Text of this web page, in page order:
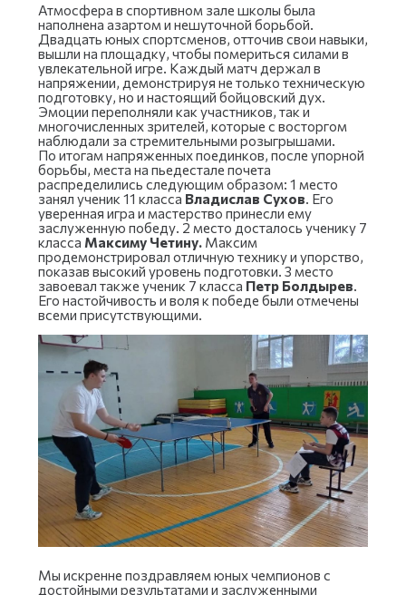
Атмосфера в спортивном зале школы была
наполнена азартом и нешуточной борьбой.
Двадцать юных спортсменов, отточив свои навыки,
вышли на площадку, чтобы помериться силами в
увлекательной игре. Каждый матч держал в
напряжении, демонстрируя не только техническую
подготовку, но и настоящий бойцовский дух.
Эмоции переполняли как участников, так и
многочисленных зрителей, которые с восторгом
наблюдали за стремительными розыгрышами.
По итогам напряженных поединков, после упорной
борьбы, места на пьедестале почета
распределились следующим образом: 1 место
занял ученик 11 класса Владислав Сухов. Его
уверенная игра и мастерство принесли ему
заслуженную победу. 2 место досталось ученику 7
класса Максиму Четину. Максим
продемонстрировал отличную технику и упорство,
показав высокий уровень подготовки. 3 место
завоевал также ученик 7 класса Петр Болдырев.
Его настойчивость и воля к победе были отмечены
всеми присутствующими.
Мы искренне поздравляем юных чемпионов с
достойными результатами и заслуженными